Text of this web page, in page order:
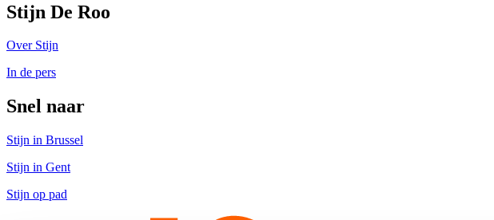
Stijn De Roo
Over Stijn
In de pers
Snel naar
Stijn in Brussel
Stijn in Gent
Stijn op pad